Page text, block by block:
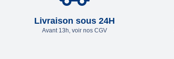
Livraison sous 24H
Avant 13h, voir nos CGV